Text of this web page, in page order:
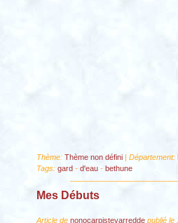
Thème: Thème non défini| Département:
Tags: gard- d'eau- bethune
Mes Débuts
Article de nonocarpistevarreddepublié le